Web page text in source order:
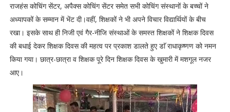
राजहंस कोचिंग सेंटर, अपैक्स कोचिंग सेंटर समेत सभी कोचिंग संस्थानों के बच्चों ने
अध्यापकों के सम्मान में भेंट दी।वहीं, शिक्षकों ने भी अपने विचार विद्यार्थियों के बीच
रखा। इसके साथ ही निजी एवं गैर-नीजि संस्थाओं के समस्त शिक्षकों ने शिक्षक दिवस
की बधाई देकर शिक्षक दिवस की महत्व पर प्रकाश डालते हुए डाॅ राधाकृष्णण को नमन
किया गया। छात्र-छात्रा व शिक्षक पूरे दिन शिक्षक दिवस के खुमारी में मशगूल नजर
आए।